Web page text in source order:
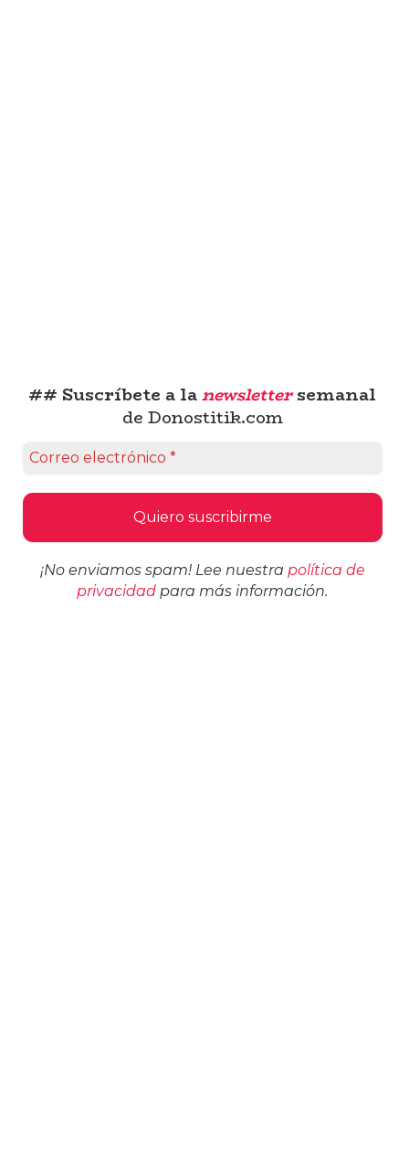
## Suscríbete a lanewslettersemanal
de Donostitik.com
¡No enviamos spam! Lee nuestra política de
privacidad para más información.